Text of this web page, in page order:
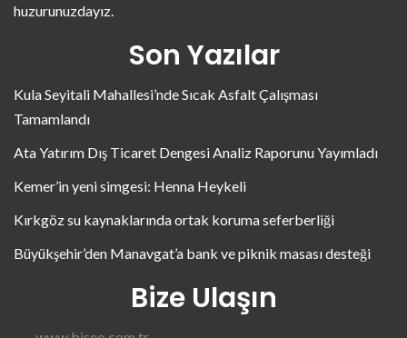
huzurunuzdayız.
Son Yazılar
Kula Seyitali Mahallesi’nde Sıcak Asfalt Çalışması
Tamamlandı
Ata Yatırım Dış Ticaret Dengesi Analiz Raporunu Yayımladı
Kemer’in yeni simgesi: Henna Heykeli
Kırkgöz su kaynaklarında ortak koruma seferberliği
Büyükşehir’den Manavgat’a bank ve piknik masası desteği
Bize Ulaşın